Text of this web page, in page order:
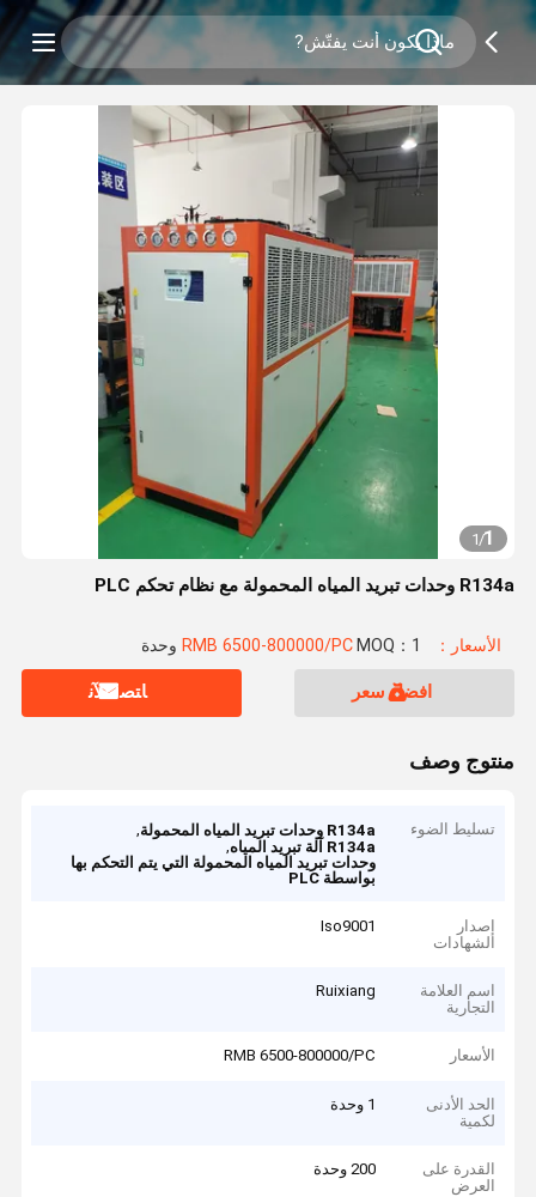
1
/
1
R134a وحدات تبريد المياه المحمولة مع نظام تحكم PLC
الأسعار：RMB 6500-800000/PC MOQ：1 وحدة
افضل سعر ﺎﺘﺼﻟ ﺍﻶﻧ
منتوج وصف
تسليط الضوء R134a وحدات تبريد المياه المحمولة
,
R134a آلة تبريد المياه
,
وحدات تبريد المياه المحمولة التي يتم التحكم بها
بواسطة PLC
إصدار
الشهادات
Iso9001
اسم العلامة
التجارية
Ruixiang
الأسعار RMB 6500-800000/PC
الحد الأدنى
لكمية
1 وحدة
القدرة على
العرض
200 وحدة